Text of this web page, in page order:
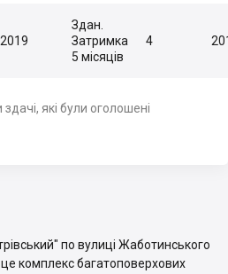
2019
Здан.
Затримка
5 місяців
4
які були оголошені
по вулиці Жаботинського
це комплекс багатоповерхових